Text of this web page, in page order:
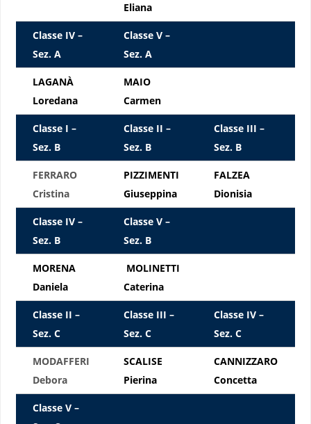
Eliana
Classe IV –
Sez. A
Classe V –
Sez. A
LAGANÀ
Loredana
MAIO
Carmen
Classe I –
Sez. B
Classe II –
Sez. B
Classe III –
Sez. B
FERRARO
Cristina
PIZZIMENTI
Giuseppina
FALZEA
Dionisia
Classe IV –
Sez. B
Classe V –
Sez. B
MORENA
Daniela
MOLINETTI
Caterina
Classe II –
Sez. C
Classe III –
Sez. C
Classe IV –
Sez. C
MODAFFERI
Debora
SCALISE
Pierina
CANNIZZARO
Concetta
Classe V –